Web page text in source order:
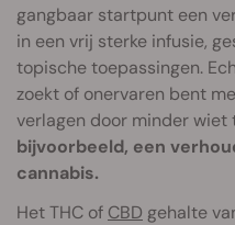
gangbaar startpunt een
in een vrij sterke infusie,
topische toepassingen.
zoekt of onervaren bent
verlagen door minder
bijvoorbeeld, een
cannabis.
Het THC of CBD gehalte